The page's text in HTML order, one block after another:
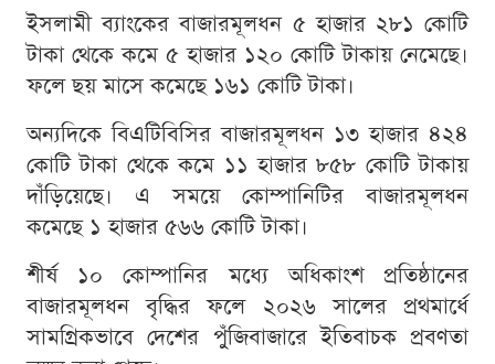
ইসলামী ব্যাংকের বাজারমূলধন ৫ হাজার ২৮১ কোটি
টাকা থেকে কমে ৫ হাজার ১২০ কোটি টাকায় নেমেছে।
ফলে ছয় মাসে কমেছে ১৬১ কোটি টাকা।
অন্যদিকে বিএটিবিসির বাজারমূলধন ১৩ হাজার ৪২৪
কোটি টাকা থেকে কমে ১১ হাজার ৮৫৮ কোটি টাকায়
দাঁড়িয়েছে। এ সময়ে কোম্পানিটির বাজারমূলধন
কমেছে ১ হাজার ৫৬৬ কোটি টাকা।
শীর্ষ ১০ কোম্পানির মধ্যে অধিকাংশ প্রতিষ্ঠানের
বাজারমূলধন বৃদ্ধির ফলে ২০২৬ সালের প্রথমার্ধে
সামগ্রিকভাবে দেশের পুঁজিবাজারে ইতিবাচক প্রবণতা